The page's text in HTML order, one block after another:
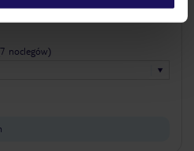
noclegów)